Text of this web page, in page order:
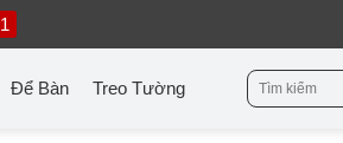
Để Bàn Treo Tường
Tìm
kiếm: